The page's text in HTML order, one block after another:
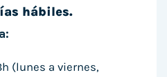
hábiles.
(lunes a viernes,